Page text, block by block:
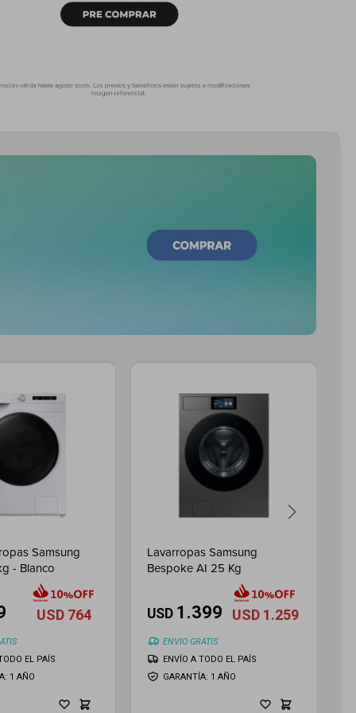
Samsung
- Blanco
USD 764
1 AÑO
EL PAÍS
Lavarropas Samsung
Bespoke AI 25 Kg
USD 1.399 USD 1.259
ENVIO GRATIS
GARANTÍA: 1 AÑO
ENVÍO A TODO EL PAÍS